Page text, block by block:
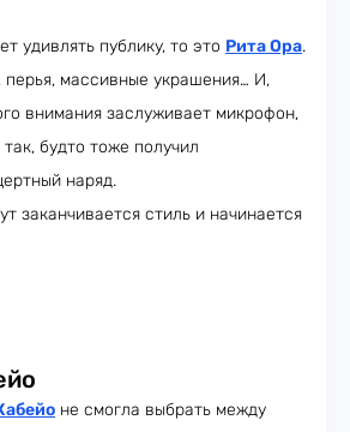
удивлять публику, то это Рита Ора.
перья, массивные украшения… И,
внимания заслуживает микрофон,
будто тоже получил
наряд.
заканчивается стиль и начинается
не смогла выбрать между